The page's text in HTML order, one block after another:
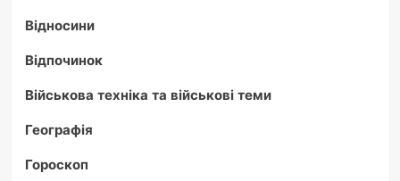
Відносини
Відпочинок
Військова техніка та військові теми
Географія
Гороскоп